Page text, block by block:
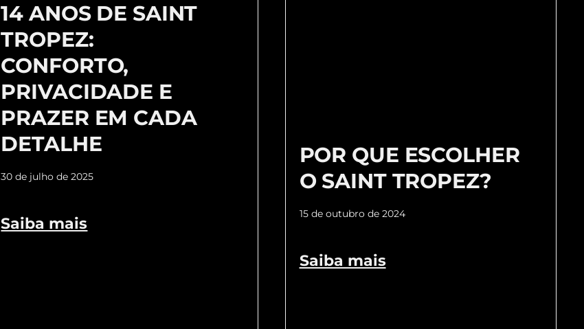
14 ANOS DE SAINT
TROPEZ:
CONFORTO,
PRIVACIDADE E
PRAZER EM CADA
DETALHE
30 de julho de 2025
Saiba mais
POR QUE ESCOLHER
O SAINT TROPEZ?
15 de outubro de 2024
Saiba mais